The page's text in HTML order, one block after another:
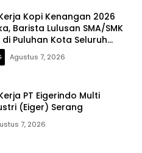
Kopi Kenangan 2026
Barista Lulusan SMA/SMK
Puluhan Kota Seluruh
Agustus 7, 2026
PT Eigerindo Multi
(Eiger) Serang
7, 2026